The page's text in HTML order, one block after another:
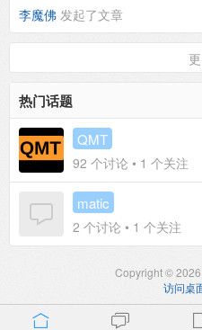
李魔佛 发起了文章
热门话题
QMT
92 个讨论 • 1 个关注
matic
2 个讨论 • 1 个关注
Copyright ©
访问桌